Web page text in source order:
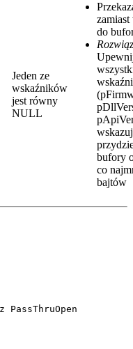
Jeden ze
wskaźników
jest równy
NULL
do
bufory
co
bajtów